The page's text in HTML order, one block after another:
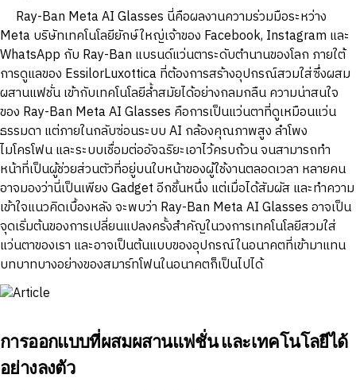
Ray-Ban Meta AI Glasses นี่คือผลงานความร่วมมือระหว่าง
Meta บริษัทเทคโนโลยียักษ์ใหญ่เจ้าของ Facebook, Instagram และ
WhatsApp กับ Ray-Ban แบรนด์แว่นตาระดับตำนานของโลก ภายใต้
การดูแลของ EssilorLuxottica ที่ต้องการสร้างอุปกรณ์สวมใส่ซึ่งผสม
ผสานแฟชั่น เข้ากับเทคโนโลยีล้ำสมัยได้อย่างกลมกลืน ความน่าสนใจ
ของ Ray-Ban Meta AI Glasses คือการเป็นแว่นตาที่ดูเหมือนแว่น
ธรรมดา แต่ภายในกลับซ่อนระบบ AI กล้องคุณภาพสูง ลำโพง
ไมโครโฟน และระบบเชื่อมต่ออัจฉริยะเอาไว้ครบถ้วน จนสามารถทำ
หน้าที่เป็นผู้ช่วยส่วนตัวที่อยู่บนใบหน้าของผู้ใช้งานตลอดเวลา หลายคน
อาจมองว่านี่เป็นเพียง Gadget อีกชิ้นหนึ่ง แต่เมื่อได้สัมผัส และทำความ
เข้าใจแนวคิดเบื้องหลัง จะพบว่า Ray-Ban Meta AI Glasses อาจเป็น
จุดเริ่มต้นของการเปลี่ยนแปลงครั้งสำคัญในวงการเทคโนโลยีสวมใส่
แว่นตาของเรา และอาจเป็นต้นแบบของอุปกรณ์ในอนาคตที่เข้ามาแทน
บทบาทบางอย่างของสมาร์ทโฟนในอนาคตก็เป็นไปได้
การออกแบบที่ผสมผสานแฟชั่น และเทคโนโลยีได้
อย่างลงตัว